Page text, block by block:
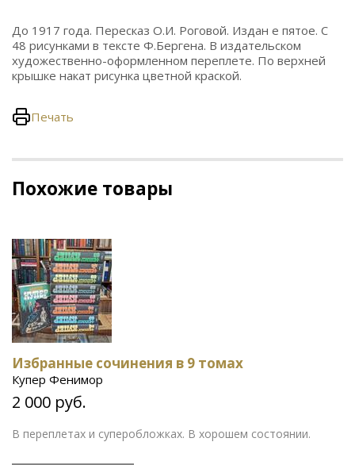
До 1917 года. Пересказ О.И. Роговой. Издан е пятое. С
48 рисунками в тексте Ф.Бергена. В издательском
художественно-оформленном переплете. По верхней
крышке накат рисунка цветной краской.
Печать
Похожие товары
Избранные сочинения в 9 томах
Купер Фенимор
2 000 руб.
В переплетах и суперобложках. В хорошем состоянии.